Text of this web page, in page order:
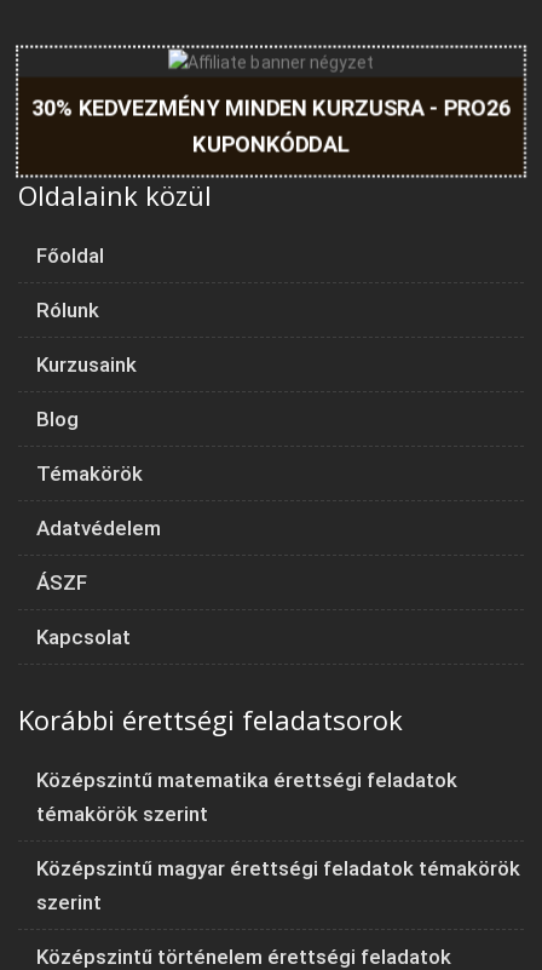
30% KEDVEZMÉNY MINDEN KURZUSRA - PRO26
KUPONKÓDDAL
Oldalaink közül
Főoldal
Rólunk
Kurzusaink
Blog
Témakörök
Adatvédelem
ÁSZF
Kapcsolat
Korábbi érettségi feladatsorok
Középszintű matematika érettségi feladatok
témakörök szerint
Középszintű magyar érettségi feladatok témakörök
szerint
Középszintű történelem érettségi feladatok